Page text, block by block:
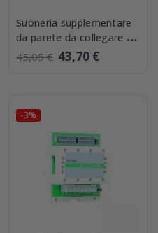
Suoneria supplementare
da parete da collegare al
Bus a 2 Fili Comelit
1229A
45,05 € 43,70 €
-3%